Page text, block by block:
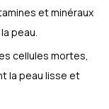
et minéraux
peau.
cellules mortes,
la peau lisse et